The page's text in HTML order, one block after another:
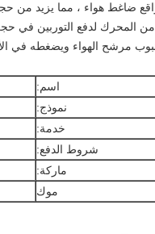
ضاغط هواء ، مما يزيد من
من المحرك لدفع التوربين في
مرشح الهواء ويضغطه في
اسم:
نموذج:
خدمة:
شروط الدفع:
ماركة:
موك